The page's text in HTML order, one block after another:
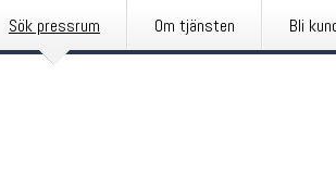
Sök pressrum Om tjänsten Bli